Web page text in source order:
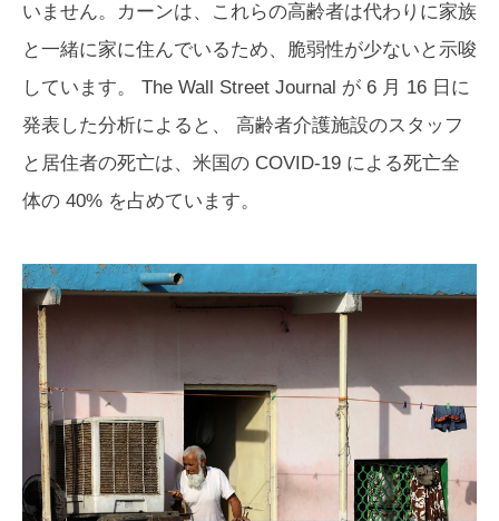
いません。カーンは、これらの高齢者は代わりに家族
と一緒に家に住んでいるため、脆弱性が少ないと示唆
しています。 The Wall Street Journal が 6 月 16 日に
発表した分析によると、 高齢者介護施設のスタッフ
と居住者の死亡は、米国の COVID-19 による死亡全
体の 40% を占めています。